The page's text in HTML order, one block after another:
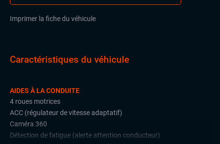
Imprimer la fiche du véhicule
Caractéristiques du véhicule
AIDES À LA CONDUITE
4 roues motrices
ACC (régulateur de vitesse adaptatif)
Caméra 360
Détection de fatigue (alerte attention conducteur)